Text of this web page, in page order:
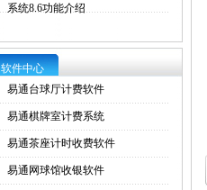
系统8.6功能介绍
软件中心
易通台球厅计费软件
易通棋牌室计费系统
易通茶座计时收费软件
易通网球馆收银软件